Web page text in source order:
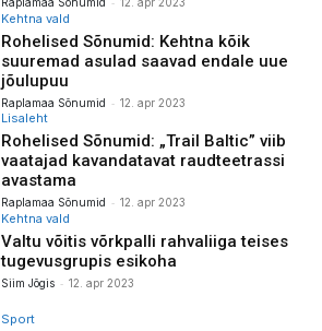
Kehtna vald
Rohelised Sõnumid: Kehtna kõik
suuremad asulad saavad endale uue
jõulupuu
Raplamaa Sõnumid - 12. apr 2023
Lisaleht
Rohelised Sõnumid: „Trail Baltic” viib
vaatajad kavandatavat raudteetrassi
avastama
Raplamaa Sõnumid - 12. apr 2023
Kehtna vald
Valtu võitis võrkpalli rahvaliiga teises
tugevusgrupis esikoha
Siim Jõgis - 12. apr 2023
Sport